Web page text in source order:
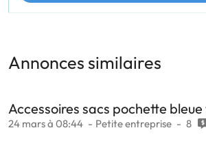
Annonces similaires
Accessoires sacs pochette
24 mars à 08:44 Petite entreprise 8